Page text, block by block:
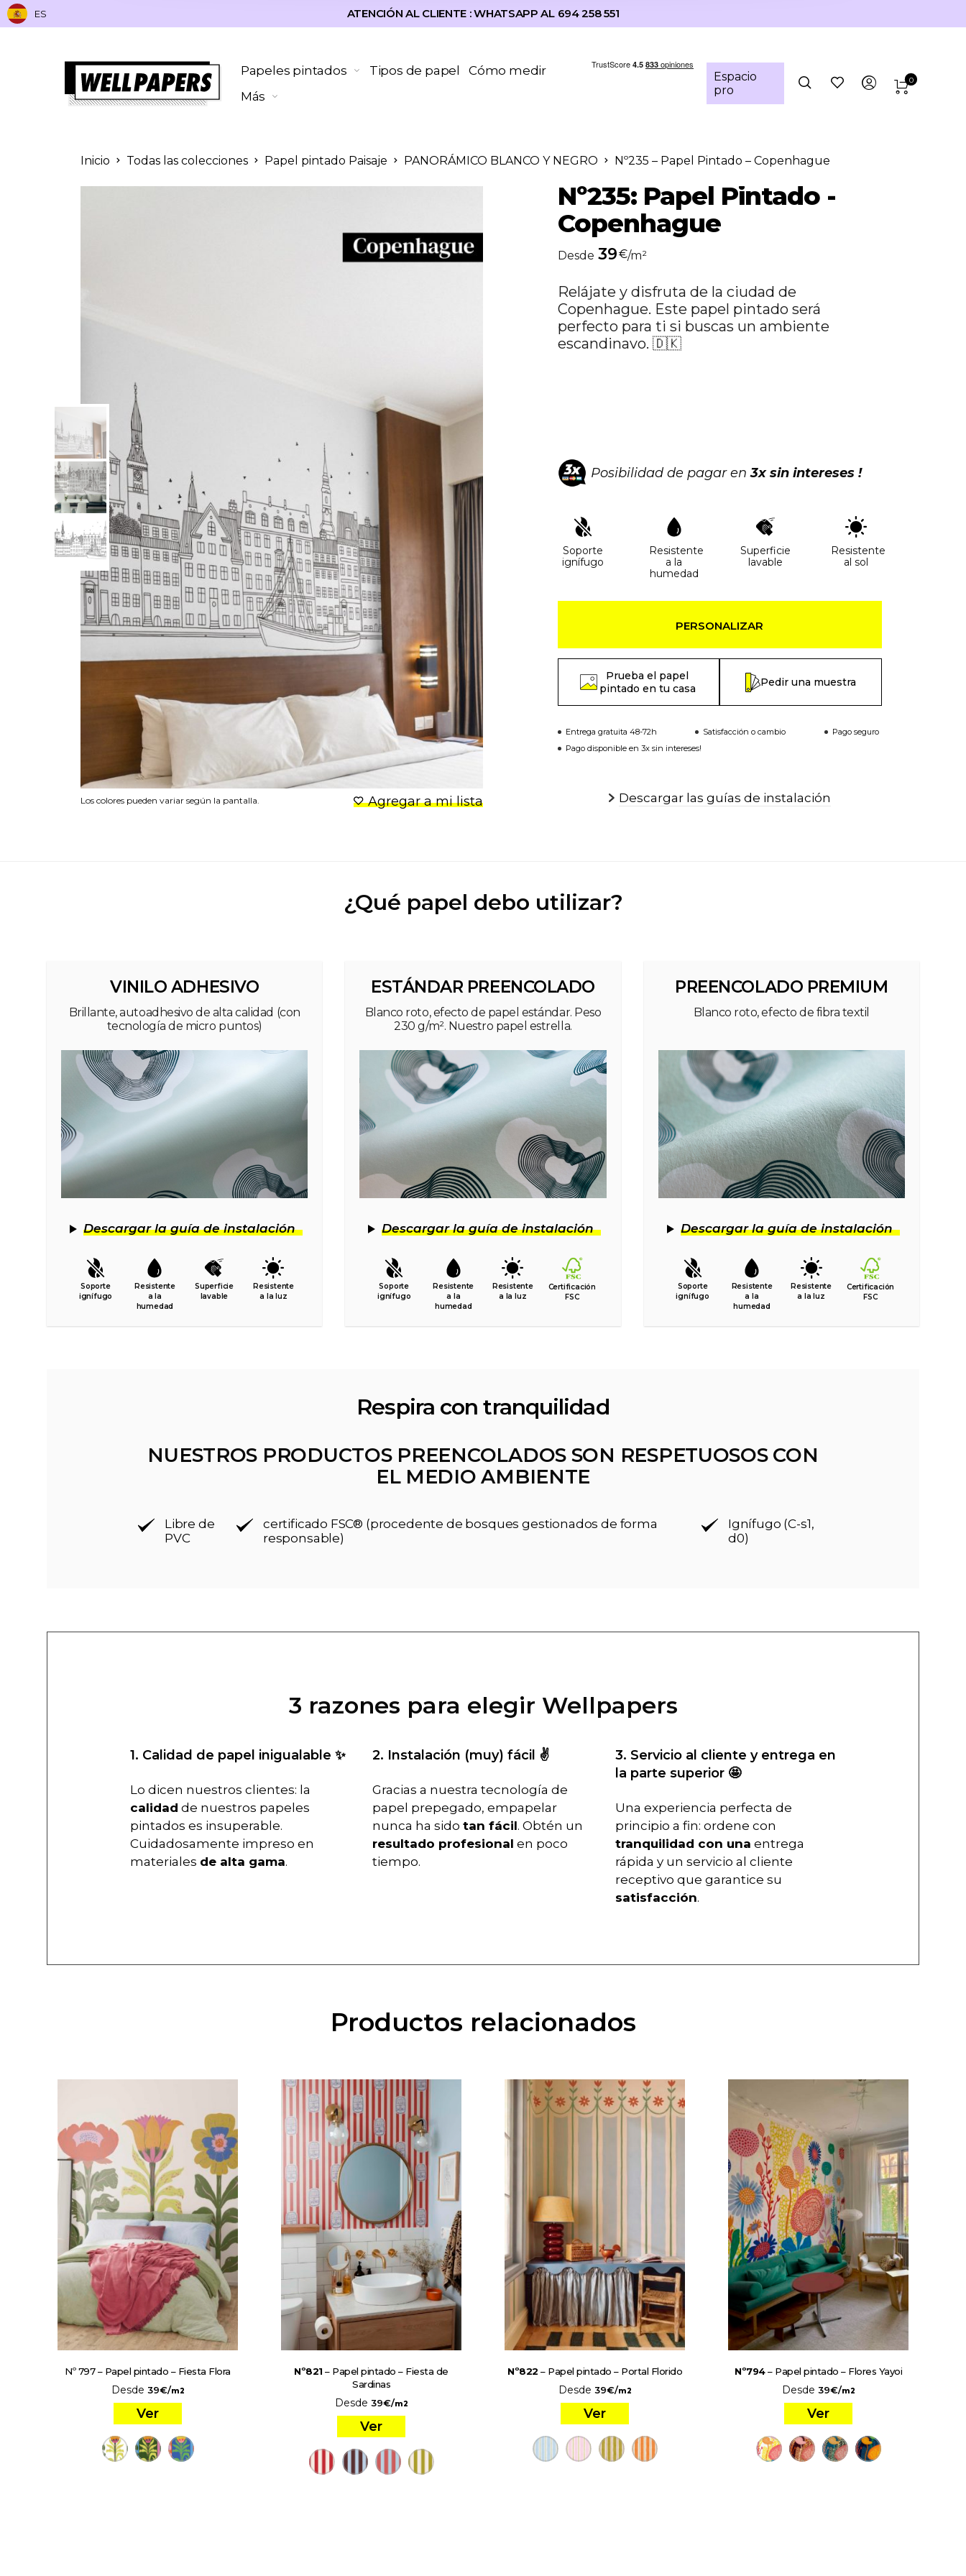
ES ATENCIÓN AL CLIENTE : WHATSAPP AL 694 258 551
Papeles pintados Tipos de papel
Cómo medir
Más
Espacio
pro
0
Inicio Todas las colecciones Papel pintado Paisaje PANORÁMICO BLANCO Y NEGRO Nº235 – Papel Pintado – Copenhague
Los colores pueden variar según la pantalla. Agregar a mi lista
Nº235: Papel Pintado -
Copenhague
Desde 39€/m²
Relájate y disfruta de la ciudad de
Copenhague. Este papel pintado será
perfecto para ti si buscas un ambiente
escandinavo. 🇩🇰
Posibilidad de pagar en3x sin intereses !
Soporte
ignífugo
Resistente
a la
humedad
Superficie
lavable
Resistente
al sol
PERSONALIZAR
Prueba el papel
pintado en tu casa
Pedir una muestra
Entrega gratuita 48-72h Satisfacción o cambio
Pago seguro
Pago disponible en 3x sin intereses!
Descargar las guías de instalación
¿Qué papel debo utilizar?
VINILO ADHESIVO
Brillante, autoadhesivo de alta calidad (con
tecnología de micro puntos)
Descargar la guía de instalación
Soporte
ignífugo
Resistente
a la
humedad
Superficie
lavable
Resistente
a la luz
ESTÁNDAR PREENCOLADO
Blanco roto, efecto de papel estándar. Peso
230 g/m². Nuestro papel estrella.
Descargar la guía de instalación
Soporte
ignífugo
Resistente
a la
humedad
Resistente
a la luz
Certificación
FSC
PREENCOLADO PREMIUM
Blanco roto, efecto de fibra textil
Descargar la guía de instalación
Soporte
ignífugo
Resistente
a la
humedad
Resistente
a la luz
Certificación
FSC
Respira con tranquilidad
NUESTROS PRODUCTOS PREENCOLADOS SON RESPETUOSOS CON
EL MEDIO AMBIENTE
Libre de
PVC
certificado FSC® (procedente de bosques gestionados de forma
responsable)
Ignífugo (C-s1,
d0)
3 razones para elegir Wellpapers
1. Calidad de papel inigualable ✨
Lo dicen nuestros clientes: la
calidad de nuestros papeles
pintados es insuperable.
Cuidadosamente impreso en
materiales de alta gama.
2. Instalación (muy) fácil ✌️
Gracias a nuestra tecnología de
papel prepegado, empapelar
nunca ha sidotan fácil. Obtén un
resultado profesional en poco
tiempo.
3. Servicio al cliente y entrega en
la parte superior 🤩
Una experiencia perfecta de
principio a fin: ordene con
tranquilidad con una entrega
rápida y un servicio al cliente
receptivo que garantice su
satisfacción.
Productos relacionados
Nº 797 – Papel pintado – Fiesta Flora
Desde 39€/m2
Ver
Nº821 – Papel pintado – Fiesta de
Sardinas
Desde 39€/m2
Ver
Nº822 – Papel pintado – Portal Florido
Desde 39€/m2
Ver
Nº794– Papel pintado – Flores Yayoi
Desde 39€/m2
Ver